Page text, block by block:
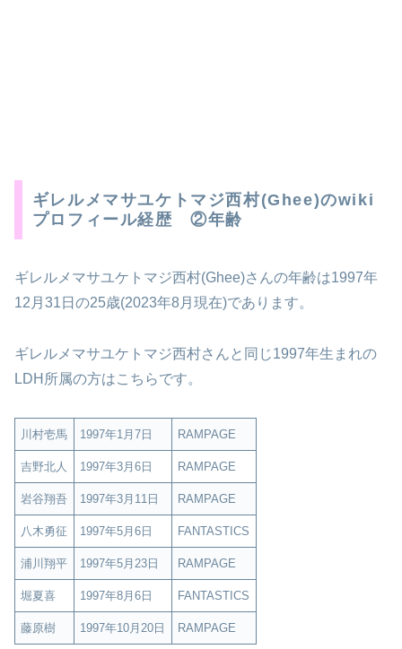
ギレルメマサユケトマジ西村(Ghee)のwiki
プロフィール経歴 ②年齢
ギレルメマサユケトマジ西村(Ghee)さんの年齢は1997年
12月31日の25歳(2023年8月現在)であります。
ギレルメマサユケトマジ西村さんと同じ1997年生まれの
LDH所属の方はこちらです。
川村壱馬 1997年1月7日 RAMPAGE
吉野北人 1997年3月6日 RAMPAGE
岩谷翔吾 1997年3月11日 RAMPAGE
八木勇征 1997年5月6日 FANTASTICS
浦川翔平 1997年5月23日 RAMPAGE
堀夏喜 1997年8月6日 FANTASTICS
藤原樹 1997年10月20日 RAMPAGE